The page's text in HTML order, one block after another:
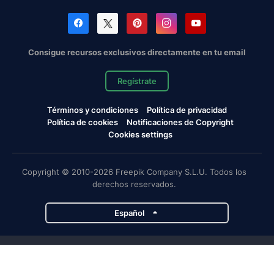
Consigue recursos exclusivos directamente en tu email
Regístrate
Términos y condiciones
Política de privacidad
Política de cookies
Notificaciones de Copyright
Cookies settings
Copyright © 2010-2026 Freepik Company S.L.U. Todos los
derechos reservados.
Español